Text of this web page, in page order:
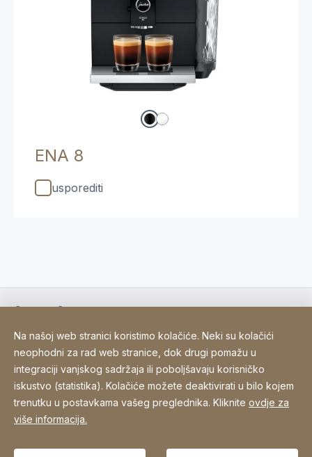
ENA 8
usporediti
Contact Consumer
Contact Professional
Site Web
[Website information]
Pravila o privatnosti Sitemap
Na našoj web stranici koristimo kolačiće. Neki su kolačići
neophodni za rad web stranice, dok drugi pomažu u
integraciji vanjskog sadržaja ili poboljšavaju korisničko
iskustvo (statistika). Kolačiće možete deaktivirati u bilo kojem
trenutku u postavkama vašeg preglednika. Kliknite ovdje za
više informacija.